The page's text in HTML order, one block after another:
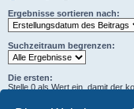
Ergebnisse sortieren nach:
Suchzeitraum begrenzen:
Die ersten:
Stelle 0 als Wert ein, damit der